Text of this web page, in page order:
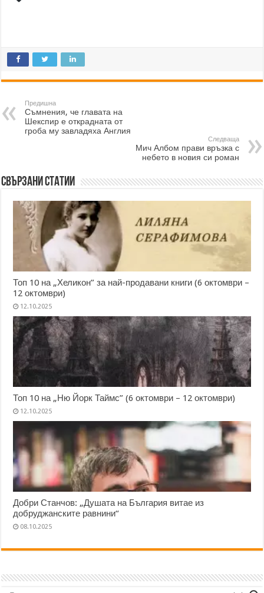
Предишна
Съмнения, че главата на
Шекспир е открадната от
гроба му завладяха Англия
Следваща
Мич Албом прави връзка с
небето в новия си роман
Свързани статии
Топ 10 на „Хеликон” за най-продавани книги (6 октомври –
12 октомври)
12.10.2025
Топ 10 на „Ню Йорк Таймс” (6 октомври – 12 октомври)
12.10.2025
Добри Станчов: „Душата на България витае из
добруджанските равнини“
08.10.2025